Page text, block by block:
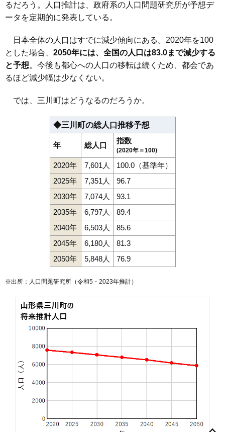
るだろう。人口推計は、政府系の人口問題研究所が予想デ
ータを定期的に発表している。
日本全体の人口はすでに減少傾向にある。2020年を100
とした場合、 2050年には、全国の人口は83.0まで減少する
と予想。今後も都心への人口の移転は続くため、都会であ
るほど減少幅は少なくない。
では、三川町はどうなるのだろうか。
◆三川町の総人口推移予想
年 総人口
指数
(2020年＝100)
2020年 7,601人
100.0（基準年）
2025年
7,351人
96.7
2030年
7,074人
93.1
2035年
6,797人
89.4
2040年
6,503人
85.6
2045年
6,180人
81.3
2050年
5,848人 76.9
※出所：人口問題研究所（令和5・2023年推計）